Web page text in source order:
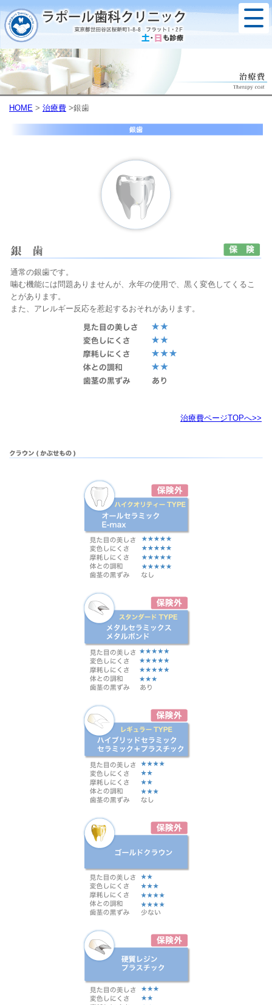
HOME > 治療費 >銀歯
銀歯
通常の銀歯です。
噛む機能には問題ありませんが、永年の使用で、黒く変色してくるこ
とがあります。
また、アレルギー反応を惹起するおそれがあります。
治療費ページTOPへ>>